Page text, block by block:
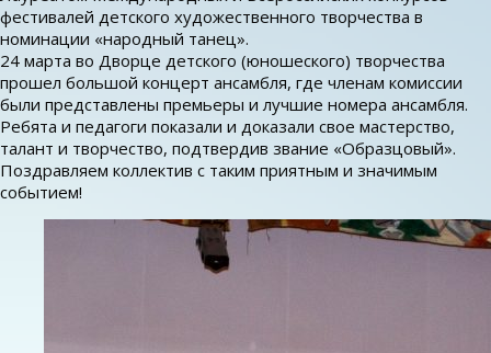
фестивалей детского художественного творчества в
номинации «народный танец».
24 марта во Дворце детского (юношеского) творчества
прошел большой концерт ансамбля, где членам комиссии
были представлены премьеры и лучшие номера ансамбля.
Ребята и педагоги показали и доказали свое мастерство,
талант и творчество, подтвердив звание «Образцовый».
Поздравляем коллектив с таким приятным и значимым
событием!